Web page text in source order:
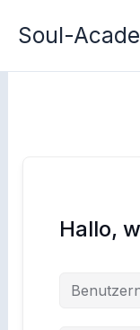
InhaltSoul-
Hallo,